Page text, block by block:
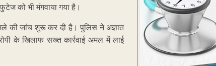
को भी मंगवाया गया है।
की जांच शुरू कर दी है। पुलिस ने अज्ञात
के खिलाफ सख्त कार्रवाई अमल में लाई